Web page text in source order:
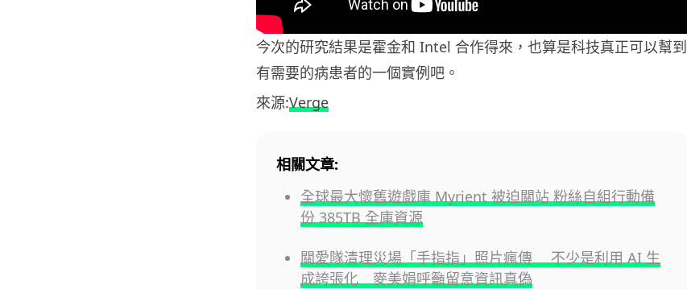
今次的研究結果是霍金和 Intel 合作得來，也算是科技真正可以幫到
有需要的病患者的一個實例吧。
來源:Verge
相關文章:
全球最大懷舊遊戲庫 Myrient 被迫關站 粉絲自組行動備
份 385TB 全庫資源
關愛隊清理災場「手指指」照片瘋傳 不少是利用 AI 生
成誇張化 麥美娟呼籲留意資訊真偽